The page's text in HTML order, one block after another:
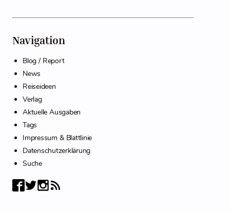
Navigation
Blog / Report
News
Reiseideen
Verlag
Aktuelle Ausgaben
Tags
Impressum & Blattlinie
Datenschutzerklärung
Suche